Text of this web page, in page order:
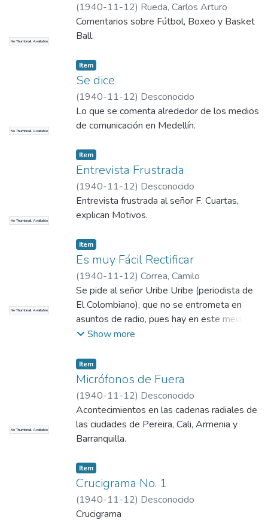
No Thumbnail Available
(1940-11-12) Rueda, Carlos Arturo
Comentarios sobre Fútbol, Boxeo y Basket
Ball.
No Thumbnail Available
Item
Se dice
(1940-11-12) Desconocido
Lo que se comenta alrededor de los medios
de comunicación en Medellín.
No Thumbnail Available
Item
Entrevista Frustrada
(1940-11-12) Desconocido
Entrevista frustrada al señor F. Cuartas,
explican Motivos.
No Thumbnail Available
Item
Es muy Fácil Rectificar
(1940-11-12) Correa, Camilo
Se pide al señor Uribe Uribe (periodista de
El Colombiano), que no se entrometa en
asuntos de radio, pues hay en este medio
gente armada que podría hacerle daño.
Show more
No Thumbnail Available
Item
Micrófonos de Fuera
(1940-11-12) Desconocido
Acontecimientos en las cadenas radiales de
las ciudades de Pereira, Cali, Armenia y
Barranquilla.
Item
Crucigrama No. 1
(1940-11-12) Desconocido
Crucigrama